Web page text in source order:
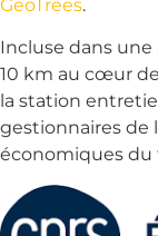
GeoTrees.
Incluse dans une
10 km au cœur
la station
gestionnaires de
économiques du